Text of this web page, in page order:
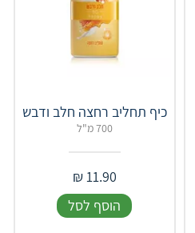
כיף תחליב רחצה חלב ודבש
700 מ"ל
11.90
₪
הוסף לסל